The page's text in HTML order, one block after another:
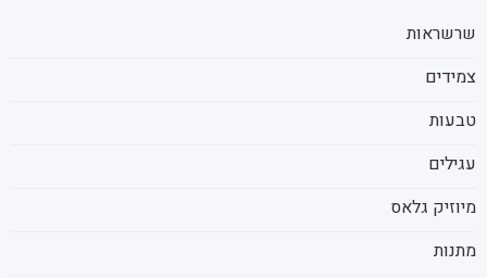
שרשראות
צמידים
טבעות
עגילים
מיוזיק גלאס
מתנות